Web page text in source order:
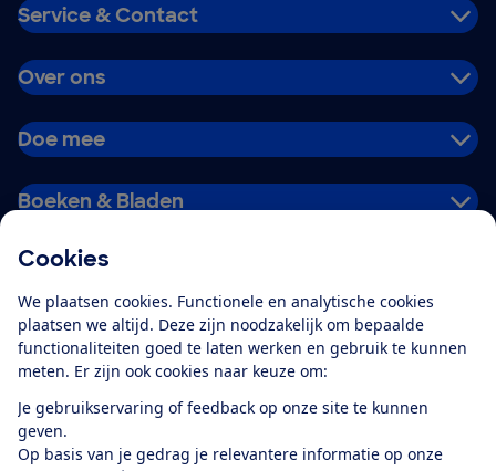
Cookies
We plaatsen cookies. Functionele en analytische cookies
plaatsen we altijd. Deze zijn noodzakelijk om bepaalde
functionaliteiten goed te laten werken en gebruik te kunnen
meten. Er zijn ook cookies naar keuze om:
Je gebruikservaring of feedback op onze site te kunnen
geven.
Op basis van je gedrag je relevantere informatie op onze
Service & Contact
Over ons
Doe mee
Boeken & Bladen
Alles over de
app